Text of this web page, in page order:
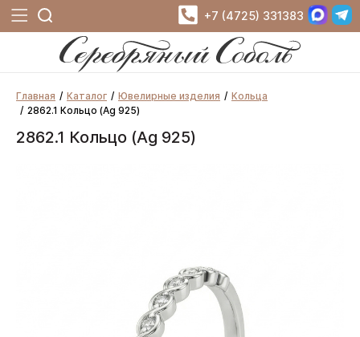
+7 (4725) 331383
Главная Каталог Ювелирные изделия
Кольца
2862.1 Кольцо (Ag 925)
2862.1 Кольцо (Ag 925)